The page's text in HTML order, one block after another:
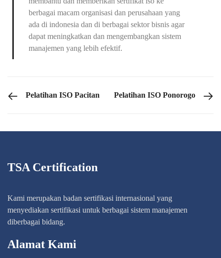
berbagai macam organisasi dan perusahaan yang
ada di indonesia dan di berbagai sektor bisnis agar
dapat meningkatkan dan mengembangkan sistem
manajemen yang lebih efektif.
PREVIOUS POST
Pelatihan ISO Pacitan NEXT POST
Pelatihan ISO Ponorogo
TSA Certification
Kami merupakan badan sertifikasi internasional yang
menyediakan sertifikasi untuk berbagai sistem manajemen
diberbagai bidang.
Alamat Kami